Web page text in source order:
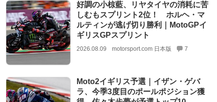
好調の小椋藍、リヤタイヤの消耗に苦
しむもスプリント2位！ ホルヘ・マ
ルティンが逃げ切り勝利｜MotoGPイ
ギリスGPスプリント
2026.08.09 motorsport.com 日本版 7
Moto2イギリス予選｜イザン・ゲバ
ラ、今季3度目のポールポジション獲